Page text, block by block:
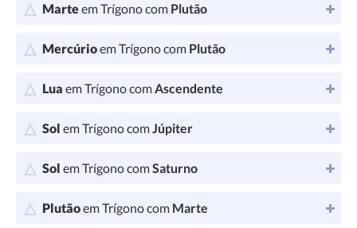
Marteem Trígono com Plutão
Mercúrioem Trígono com Plutão
Lua em Trígono comAscendente
Sol em Trígono comJúpiter
Sol em Trígono comSaturno
Plutãoem Trígono com Marte